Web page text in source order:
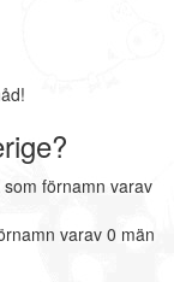
förnamn varav
varav 0 män